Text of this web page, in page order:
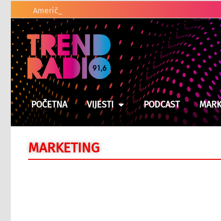
Američki zakonodavci traže od Trumpa da
POČETNA VIJESTI PODCAST
MARKETING